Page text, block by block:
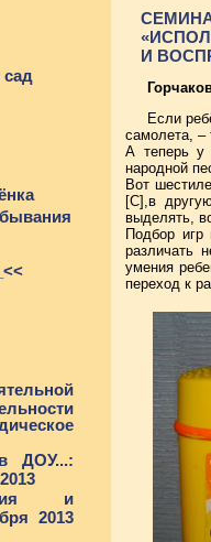
сад
ДОУ...:
и
2013
И
Если
самолета, –
А теперь у
народной
Вот
[С],в
выделять,
Подбор игр
различать
умения
переход к